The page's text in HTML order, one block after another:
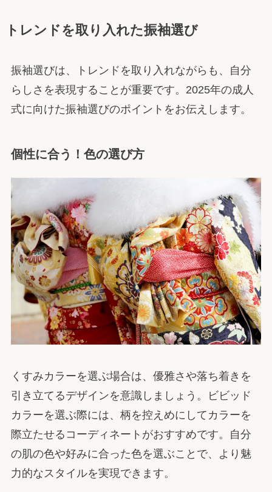
トレンドを取り入れた振袖選び
振袖選びは、トレンドを取り入れながらも、自分
らしさを表現することが重要です。2025年の成人
式に向けた振袖選びのポイントをお伝えします。
個性に合う！色の選び方
くすみカラーを選ぶ場合は、優雅さや落ち着きを
引き立てるデザインを意識しましょう。ビビッド
カラーを選ぶ際には、柄を控えめにしてカラーを
際立たせるコーディネートがおすすめです。自分
の肌の色や好みに合った色を選ぶことで、より魅
力的なスタイルを実現できます。